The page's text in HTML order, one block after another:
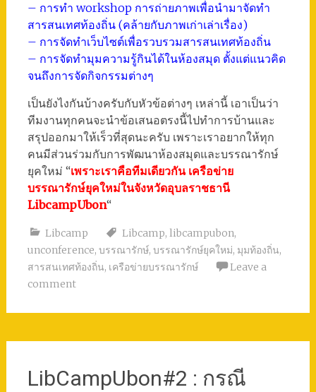
– การทำ workshop การถ่ายภาพเพื่อนำมาจัดทำ
สารสนเทศท้องถิ่น (คล้ายกับภาพเก่าเล่าเรื่อง)
– การจัดทำเว็บไซต์เพื่อรวบรวมสารสนเทศท้องถิ่น
– การจัดทำมุมความรู้กินได้ในห้องสมุด ตั้งแต่แนวคิด
จนถึงการจัดกิจกรรมต่างๆ
เป็นยังไงกันบ้างครับกับหัวข้อต่างๆ เหล่านี้ เอาเป็นว่า
ทีมงานทุกคนจะนำข้อเสนอตรงนี้ไปทำการบ้านและ
สรุปออกมาให้เร็วที่สุดนะครับ เพราะเราอยากให้ทุก
คนมีส่วนร่วมกับการพัฒนาห้องสมุดและบรรณารักษ์
ยุคใหม่ “เพราะเราคือทีมเดียวกัน เครือข่าย
บรรณารักษ์ยุคใหม่ในจังหวัดอุบลราชธานี
LibcampUbon“
Libcamp Libcamp, libcampubon,
unconference, บรรณารักษ์, บรรณารักษ์ยุคใหม่, มุมท้องถิ่น,
สารสนเทศท้องถิ่น, เครือข่ายบรรณารักษ์
Leave a
comment
LibCampUbon#2 : กรณี